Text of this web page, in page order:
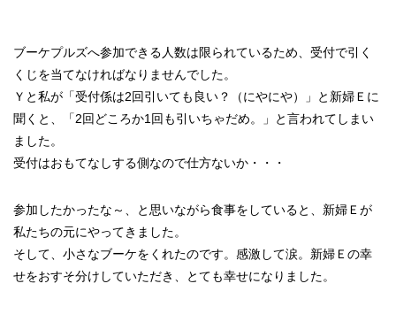
ブーケプルズへ参加できる人数は限られているため、受付で引く
くじを当てなければなりませんでした。
Ｙと私が「受付係は2回引いても良い？（にやにや）」と新婦Ｅに
聞くと、「2回どころか1回も引いちゃだめ。」と言われてしまい
ました。
受付はおもてなしする側なので仕方ないか・・・
参加したかったな～、と思いながら食事をしていると、新婦Ｅが
私たちの元にやってきました。
そして、小さなブーケをくれたのです。感激して涙。新婦Ｅの幸
せをおすそ分けしていただき、とても幸せになりました。